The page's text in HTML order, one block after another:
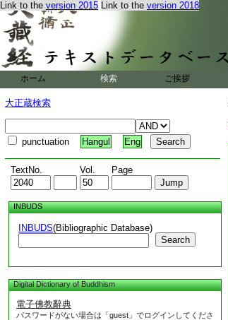
Link to the version 2015 Link to the version 2018
ホーム 検索 ご挨拶
大正蔵検索
punctuation Hangul Eng
TextNo. Vol. Page
INBUDS
INBUDS(Bibliographic Database)
Search
Digital Dictionary of Buddhism
電子佛教辭典
パスワードがない場合は「guest」でログインしてくださ